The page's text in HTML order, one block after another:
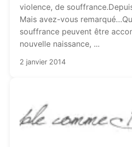
violence, de
Mais avez-vous
souffrance peuvent être
nouvelle naissance, ...
2 janvier 2014